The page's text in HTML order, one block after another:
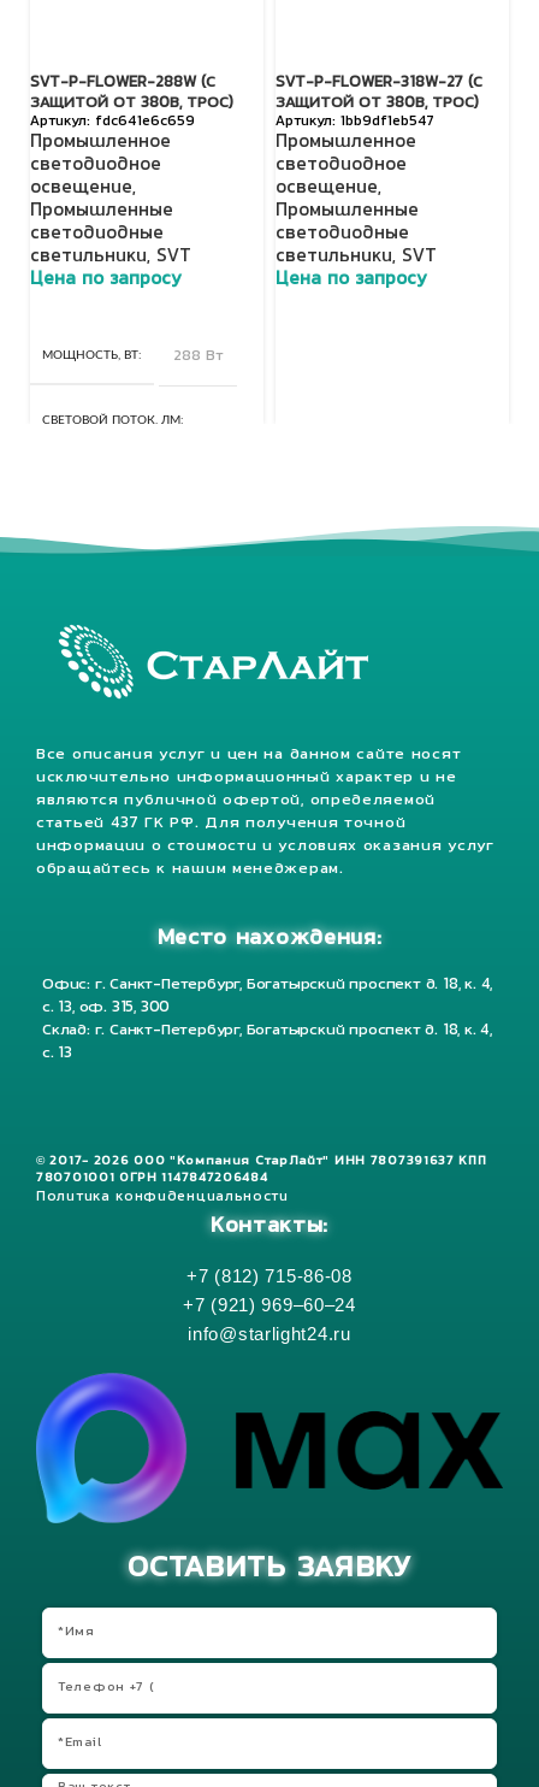
SVT-P-FLOWER-288W (С
ЗАЩИТОЙ ОТ 380В, ТРОС)
fdc641e6c659
Промышленное
светодиодное
освещение,
Промышленные
светодиодные
светильники, SVT
Цена по запросу
МОЩНОСТЬ, ВТ 288 Вт
СВЕТОВОЙ ПОТОК, ЛМ
КЛАСС ЗАЩИТЫ, IP 67
SVT-P-FLOWER-318W-27 (С
ЗАЩИТОЙ ОТ 380В, ТРОС)
1bb9df1eb547
Промышленное
светодиодное
освещение,
Промышленные
светодиодные
светильники, SVT
Цена по запросу
Все описания услуг и цен на данном сайте носят
исключительно информационный характер и не
являются публичной офертой, определяемой
статьей 437 ГК РФ. Для получения точной
информации о стоимости и условиях оказания услуг
обращайтесь к нашим менеджерам.
Место нахождения:
Офис: г. Санкт-Петербург, Богатырский проспект д. 18, к. 4,
с. 13, оф. 315, 300
Склад: г. Санкт-Петербург, Богатырский проспект д. 18, к. 4,
с. 13
© 2017- 2026 ООО "Компания СтарЛайт" ИНН 7807391637 КПП
780701001 ОГРН 1147847206484
Политика конфиденциальности
Контакты:
+7 (812) 715-86-08
+7 (921) 969–60–24
info@starlight24.ru
ОСТАВИТЬ ЗАЯВКУ